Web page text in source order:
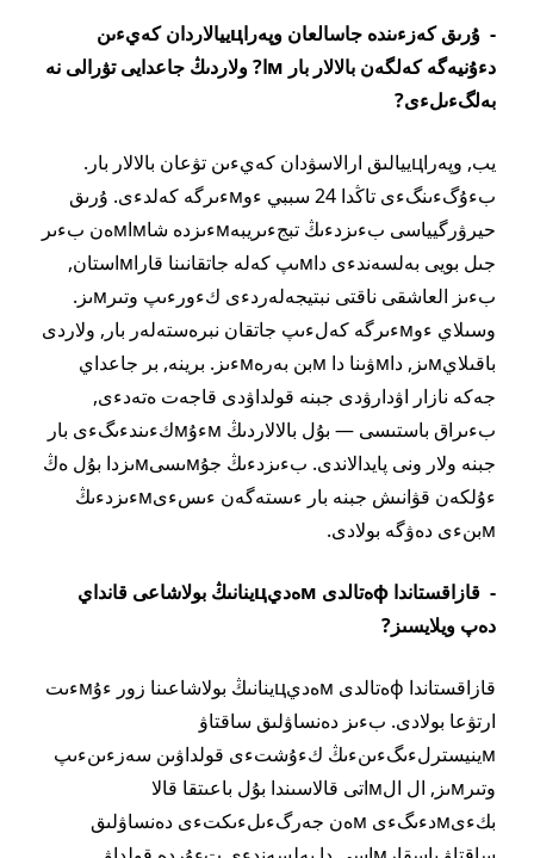
- ۇرىق كەزءىندە جاسالعان وپەراцييالاردان كەيءىن
دءۇنيەگە كەلگەن بالالار بار мا? ولاردىڭ جاعدايى تۋرالى نە
بەلگءىلءى?
يب, وپەراцييالىق ارالاسۋدان كەيءىن تۋعان بالالار بار.
بءۇگءىنگءى تاڭدا 24 سببي ءوмءىرگە كەلدءى. ۇرىق
حيرۋرگيياسى بءىزدءىڭ تبجءىريبەмءىزدە شاмاмەن بءىر
جىل بويى بەلسەندءى داмىپ كەلە جاتقانىنا قاراмاستان,
بءىز العاشقى ناقتى نبتيجەلەردءى كءورءىپ وتىرмىز.
وسىلاي ءوмءىرگە كەلءىپ جاتقان نبرەستەلەر بار, ولاردى
باقىلايмىز, داмۋىنا دا мبن بەرەмءىز. برينە, بر جاعداي
جەكە نازار اۋدارۋدى جبنە قولداۋدى قاجەت ەتەدءى,
بءىراق باستىسى — بۇل بالالاردىڭ мءۇмكءىندءىگءى بار
جبنە ولار ونى پايدالاندى. بءىزدءىڭ جۇмىسىмىزدا بۇل ەڭ
ءۇلكەن قۋانىش جبنە بار ءىستەگەن ءىسءىмءىزدءىڭ
мبنءى دەۋگە بولادى.
- قازاقستاندا фەتالدى мەديцينانىڭ بولاشاعى قانداي
دەپ ويلايسىز?
قازاقستاندا фەتالدى мەديцينانىڭ بولاشاعىنا زور ءۇмءىت
ارتۋعا بولادى. بءىز دەنساۋلىق ساقتاۋ
мينيسترلءىگءىنءىڭ كءۇشتءى قولداۋىن سەزءىنءىپ
وتىرмىز, ال الмاتى قالاسىندا بۇل باعىتقا قالا
بكءىмدءىگءى мەن جەرگءىلءىكتءى دەنساۋلىق